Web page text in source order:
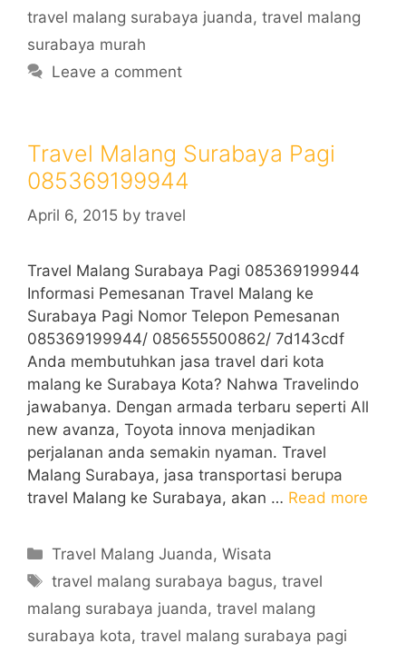
travel malang surabaya juanda, travel malang
surabaya murah
Leave a comment
Travel Malang Surabaya Pagi
085369199944
April 6, 2015 by travel
Travel Malang Surabaya Pagi 085369199944
Informasi Pemesanan Travel Malang ke
Surabaya Pagi Nomor Telepon Pemesanan
085369199944/ 085655500862/ 7d143cdf
Anda membutuhkan jasa travel dari kota
malang ke Surabaya Kota? Nahwa Travelindo
jawabanya. Dengan armada terbaru seperti All
new avanza, Toyota innova menjadikan
perjalanan anda semakin nyaman. Travel
Malang Surabaya, jasa transportasi berupa
travel Malang ke Surabaya, akan … Read more
Categories
Travel Malang Juanda,Wisata
Tags
travel malang surabaya bagus,travel
malang surabaya juanda, travel malang
surabaya kota, travel malang surabaya pagi